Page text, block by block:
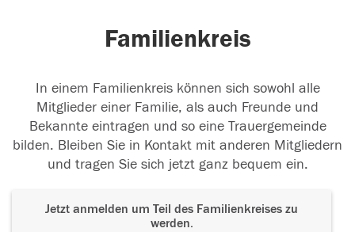
Familienkreis
In einem Familienkreis können sich sowohl alle
Mitglieder einer Familie, als auch Freunde und
Bekannte eintragen und so eine Trauergemeinde
bilden. Bleiben Sie in Kontakt mit anderen Mitgliedern
und tragen Sie sich jetzt ganz bequem ein.
Jetzt anmelden um Teil des Familienkreises zu
werden.